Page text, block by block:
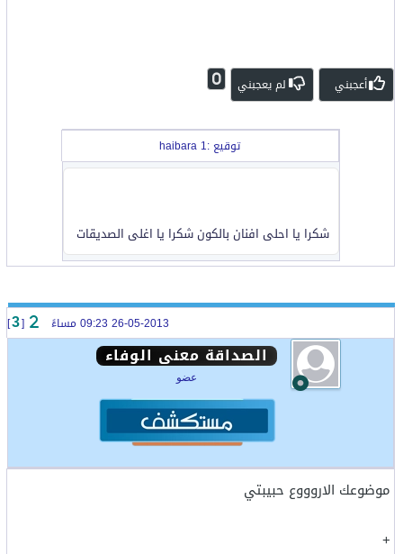
أعجبني لم يعجبني 0
توقيع :haibara 1
شكرا يا احلى افنان بالكون شكرا يا اغلى الصديقات
[
3
]
الصداقة معنى الوفاء
عضو
موضوعك الاروووع حبيبتي
+